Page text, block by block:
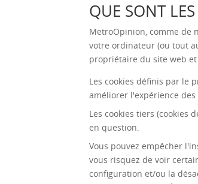
QUE SONT
MetroOpinion, comme de
votre ordinateur (ou tout
propriétaire du site web
Les cookies définis par le
améliorer l'expérience
Les cookies tiers (cookies
en question.
Vous pouvez empêcher
vous risquez de voir
configuration et/ou la